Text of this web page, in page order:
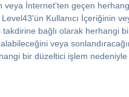
veya İnternet'ten geçen
Kullanıcı İçeriğinin
takdirine bağlı olarak herhangi
veya
bir düzeltici işlem